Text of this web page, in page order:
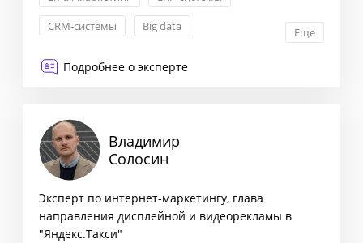
CRM-системы
Big data Еще
Подробнее о эксперте
Владимир
Солосин
Эксперт по интернет-маркетингу, глава
направления дисплейной и видеорекламы в
"Яндекс.Такси"